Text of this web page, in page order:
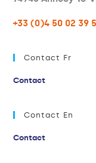
+33 (0)4 50 02 39
Contact Fr
Contact
Contact En
Contact